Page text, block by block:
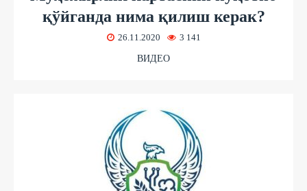
қўйганда нима қилиш керак?
26.11.2020 3 141
ВИДЕО